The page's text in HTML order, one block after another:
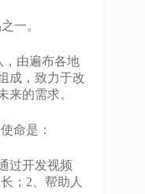
一。
，由遍布各地
成，致力于改
来的需求。
命是：
过开发视频
；2、帮助人